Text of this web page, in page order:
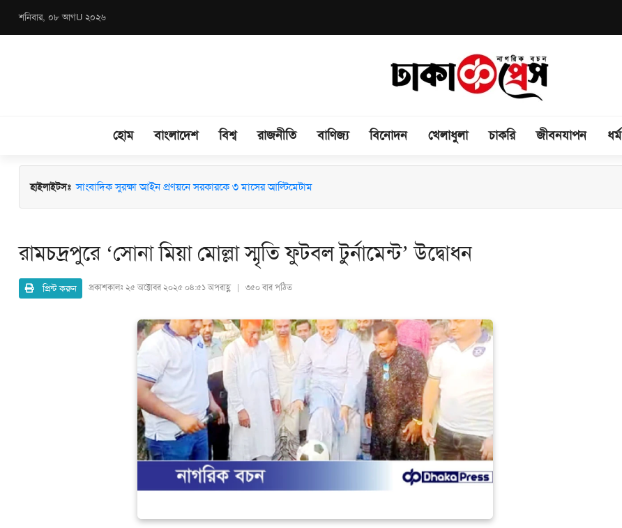
শনিবার, ০৮ আগU ২০২৬
হোম বাংলাদেশ বিশ্ব রাজনীতি বাণিজ্য বিনোদন খেলাধুলা চাকরি জীবনযাপন ধর্ম
হাইলাইটসঃ জুলাই কনসার্টে গায়ক হাসানের ওপর বোতল নিক্ষেপ: ব্যান্ড সংগীতপ্রেমীদের তীব্র ক্ষোভ ও নিরাপত্তার প্রশ্ন
রামচদ্রপুরে ‘সোনা মিয়া মোল্লা স্মৃতি ফুটবল টুর্নামেন্ট’ উদ্বোধন
প্রিন্ট করুন প্রকাশকালঃ ২৫ অক্টোবর ২০২৫ ০৪:৫১ অপরাহ্ণ | ৩৫০ বার পঠিত